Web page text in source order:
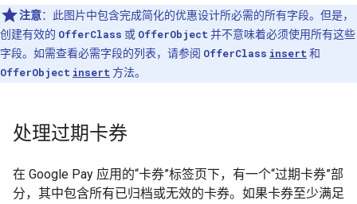
注意：此图片中包含完成简化的优惠设计所必需的所有字段。但是，
创建有效的 OfferClass 或 OfferObject 并不意味着必须使用所有这些
字段。如需查看必需字段的列表，请参阅 OfferClass insert 和
OfferObject insert 方法。
处理过期卡券
在 Google Pay 应用的“卡券”标签页下，有一个“过期卡券”部
分，其中包含所有已归档或无效的卡券。如果卡券至少满足